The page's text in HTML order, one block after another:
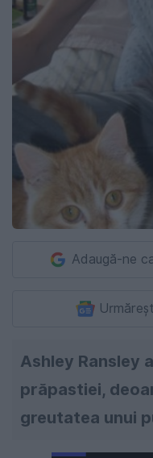
Adaugă-ne
Ashley Ransley
prăpastiei,
greutatea unui